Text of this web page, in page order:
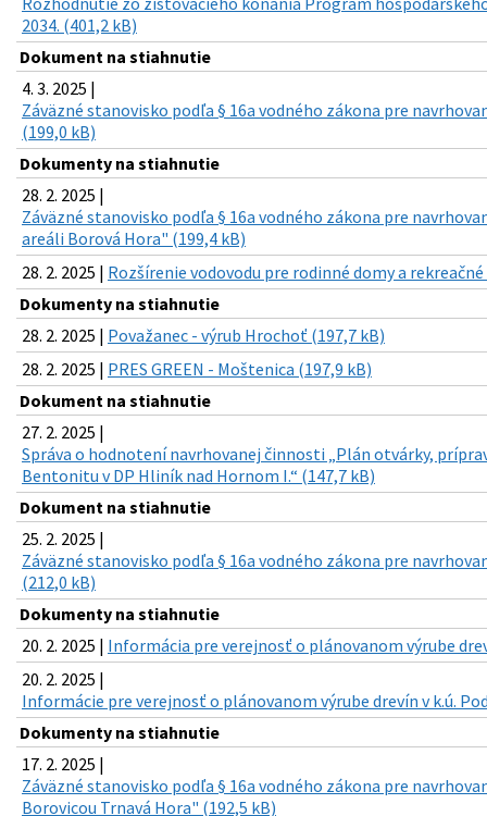
2034. (401,2 kB)
Dokument na stiahnutie
4. 3. 2025 |
Záväzné stanovisko podľa § 16a vodného zákona pre
(199,0 kB)
Dokumenty na stiahnutie
28. 2. 2025 |
Záväzné stanovisko podľa § 16a vodného zákona pre
areáli Borová Hora" (199,4 kB)
28. 2. 2025 | Rozšírenie vodovodu pre rodinné domy a
Dokumenty na stiahnutie
28. 2. 2025 | Považanec - výrub Hrochoť (197,7 kB)
28. 2. 2025 | PRES GREEN - Moštenica (197,9 kB)
Dokument na stiahnutie
27. 2. 2025 |
Správa o hodnotení navrhovanej činnosti „Plán otvárky,
Bentonitu v DP Hliník nad Hornom I.“ (147,7 kB)
Dokument na stiahnutie
25. 2. 2025 |
Záväzné stanovisko podľa § 16a vodného zákona pre
(212,0 kB)
Dokumenty na stiahnutie
20. 2. 2025 | Informácia pre verejnosť o plánovanom výrube
20. 2. 2025 |
Informácie pre verejnosť o plánovanom výrube drevín v k.ú.
Dokumenty na stiahnutie
17. 2. 2025 |
Záväzné stanovisko podľa § 16a vodného zákona pre
Borovicou Trnavá Hora" (192,5 kB)